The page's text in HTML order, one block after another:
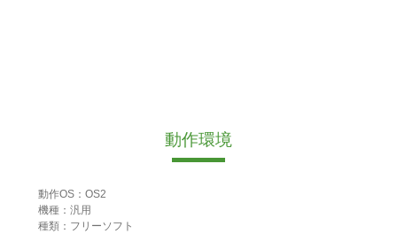
動作環境
動作OS：OS2
機種：汎用
種類：フリーソフト